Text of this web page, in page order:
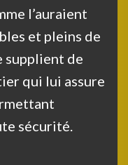
l’auraient
et pleins de
supplient de
qui lui assure
sécurité.